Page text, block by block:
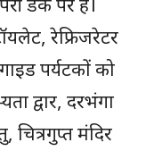
रेफ्रिजरेटर
पर्यटकों को
द्वार, दरभंगा
चित्रगुप्त मंदिर